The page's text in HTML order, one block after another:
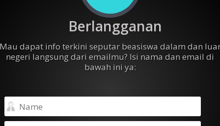
bit.ly/SKMahasiswaAktif-DJITU2026
Membuat Esai Orisinil
Esai wajib ditulis tangan di atas 1 lembar kertas A4.
Panjang Tulisan minimal 250 hingga maksimal 450 kata
(pastikan cukup dalam 1 halaman)
Dokumen diunggah dalam bentuk hasil scan (format PDF)
“Ceritakan bagaimana rencanamu agar cita-cita
yang kamu perjuangkan dapat tercapai? Dan
Berlangganan
dapat info terkini seputar beasiswa dalam dan
negeri langsung dari emailmu? Isi nama dan email di
bawah ini ya: